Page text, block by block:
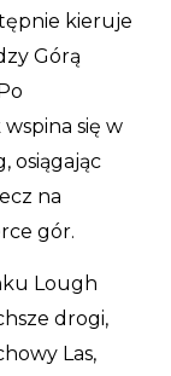
kieruje
Górą
się w
osiągając
na
gór.
Lough
drogi,
Las,